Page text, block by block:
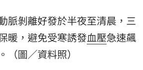
脈剝離好發於半夜至清晨，三
暖，避免受寒誘發血壓急速飆
（圖／資料照）